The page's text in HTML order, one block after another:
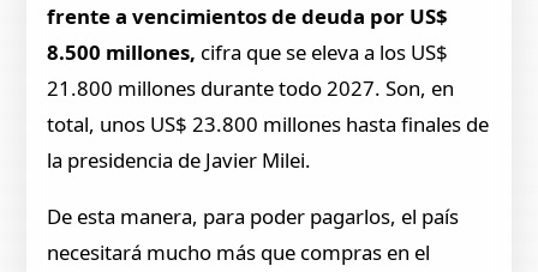
frente a vencimientos de deuda por US$
8.500 millones, cifra que se eleva a los US$
21.800 millones durante todo 2027. Son, en
total, unos US$ 23.800 millones hasta finales de
la presidencia de Javier Milei.
De esta manera, para poder pagarlos, el país
necesitará mucho más que compras en el